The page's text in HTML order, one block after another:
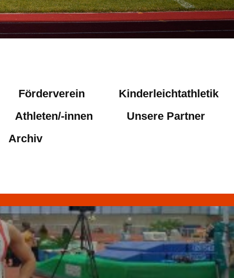
Förderverein
Kinderleichtathletik
Athleten/-innen
Unsere Partner
Archiv